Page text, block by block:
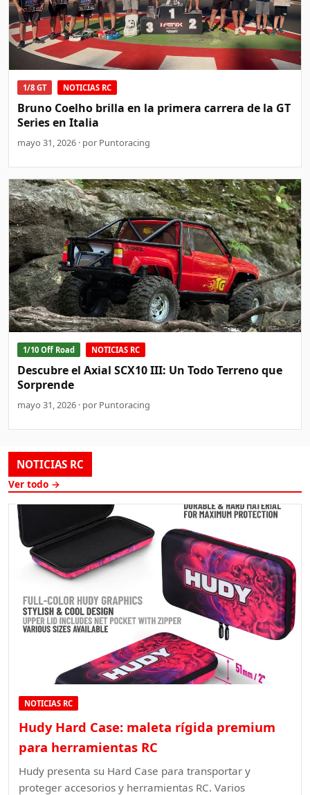
1/8 GT NOTICIAS RC
Bruno Coelho brilla en la primera carrera de la GT
Series en Italia
mayo 31, 2026 · por Puntoracing
1/10 Off Road NOTICIAS RC
Descubre el Axial SCX10 III: Un Todo Terreno que
Sorprende
mayo 31, 2026 · por Puntoracing
NOTICIAS RC
Ver todo →
NOTICIAS RC
Hudy Hard Case: maleta rígida premium
para herramientas RC
Hudy presenta su Hard Case para transportar y
proteger accesorios y herramientas RC. Varios